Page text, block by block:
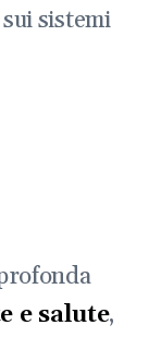
sistemi
e salute,